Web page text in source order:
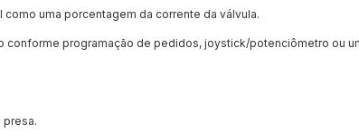
uma porcentagem da corrente da válvula.
conforme programação de pedidos, joystick/potenciômetro ou
presa.